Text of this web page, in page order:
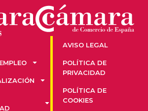
AVISO LEGAL
POLÍTICA DE
PRIVACIDAD
POLÍTICA DE
COOKIES